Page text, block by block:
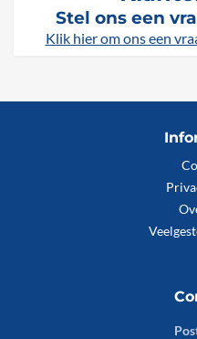
Stel ons een
Klik hier om ons een